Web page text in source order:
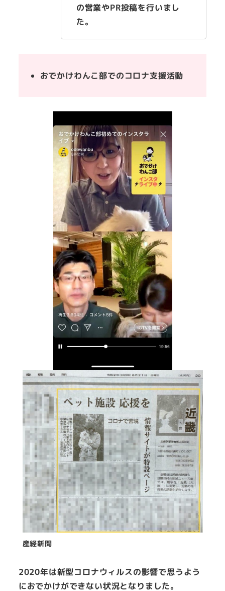
の営業やPR投稿を行いまし
た。
おでかけわんこ部でのコロナ支援活動
産経新聞
2020年は新型コロナウィルスの影響で思うよう
におでかけができない状況となりました。